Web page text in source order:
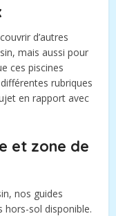
d’autres
mais aussi pour
ces piscines
rubriques
en rapport avec
et zone de
nos guides
hors-sol disponible.